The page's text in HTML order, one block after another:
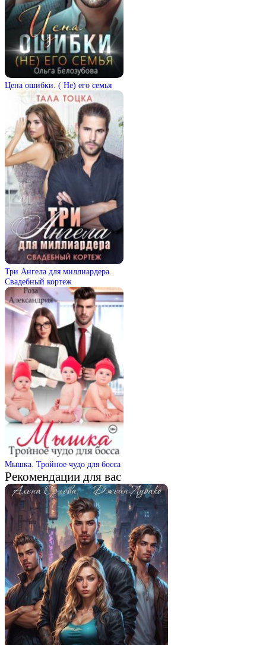
Цена ошибки. ( Не) его семья
Три Ангела для миллиардера.
Свадебный кортеж
Мышка. Тройное чудо для босса
Рекомендации для вас